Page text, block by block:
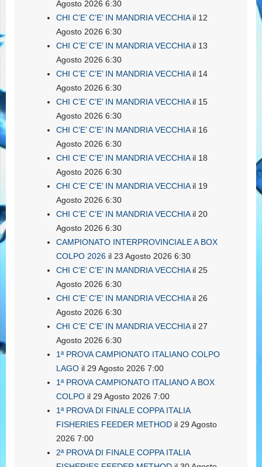
Agosto 2026 6:30
CHI C’E’ C’E’ IN MANDRIA VECCHIAil 12
Agosto 2026 6:30
CHI C’E’ C’E’ IN MANDRIA VECCHIAil 13
Agosto 2026 6:30
CHI C’E’ C’E’ IN MANDRIA VECCHIAil 14
Agosto 2026 6:30
CHI C’E’ C’E’ IN MANDRIA VECCHIAil 15
Agosto 2026 6:30
CHI C’E’ C’E’ IN MANDRIA VECCHIAil 16
Agosto 2026 6:30
CHI C’E’ C’E’ IN MANDRIA VECCHIAil 18
Agosto 2026 6:30
CHI C’E’ C’E’ IN MANDRIA VECCHIAil 19
Agosto 2026 6:30
CHI C’E’ C’E’ IN MANDRIA VECCHIAil 20
Agosto 2026 6:30
CAMPIONATO INTERPROVINCIALE A BOX
COLPO 2026 il 23 Agosto 2026 6:30
CHI C’E’ C’E’ IN MANDRIA VECCHIAil 25
Agosto 2026 6:30
CHI C’E’ C’E’ IN MANDRIA VECCHIAil 26
Agosto 2026 6:30
CHI C’E’ C’E’ IN MANDRIA VECCHIAil 27
Agosto 2026 6:30
1ª PROVA CAMPIONATO ITALIANO COLPO
LAGO il 29 Agosto 2026 7:00
1ª PROVA CAMPIONATO ITALIANO A BOX
COLPO il 29 Agosto 2026 7:00
1ª PROVA DI FINALE COPPA ITALIA
FISHERIES FEEDER METHOD il 29 Agosto
2026 7:00
2ª PROVA DI FINALE COPPA ITALIA